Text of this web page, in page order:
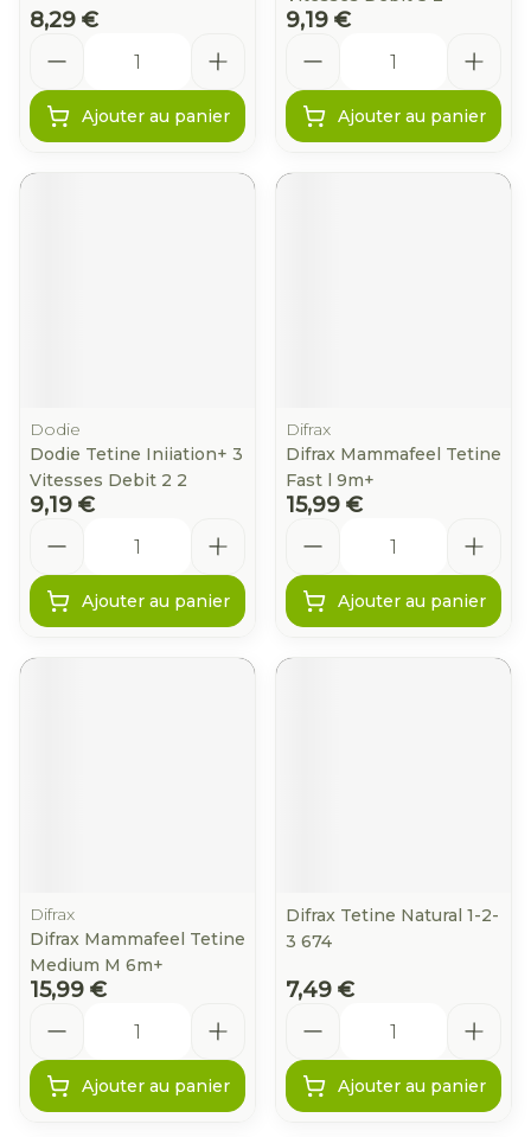
8,29 €
Ajouter au panier
9,19 €
Ajouter au panier
Dodie
Dodie Tetine Iniiation+ 3
Vitesses Debit 2 2
9,19 €
Ajouter au panier
Difrax
Difrax Mammafeel Tetine
Fast l 9m+
15,99 €
Ajouter au panier
Difrax
Difrax Mammafeel Tetine
Medium M 6m+
15,99 €
Ajouter au panier
Difrax Tetine Natural 1-2-
3 674
7,49 €
Ajouter au panier